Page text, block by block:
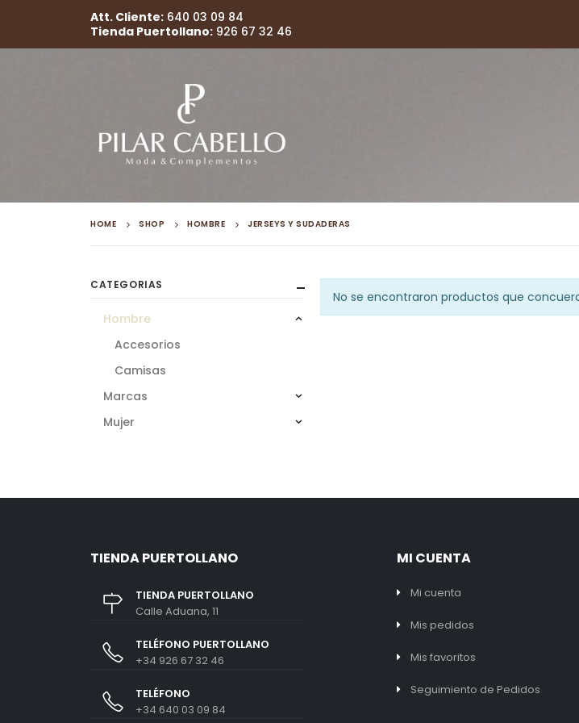
Att. Cliente: 640 03 09 84
Tienda Puertollano: 926 67 32 46
HOME SHOP HOMBRE JERSEYS Y SUDADERAS
No se encontraron productos que
CATEGORIAS
Hombre
Accesorios
Camisas
Marcas
Mujer
TIENDA PUERTOLLANO
TIENDA PUERTOLLANO
Calle Aduana, 11
TELÉFONO PUERTOLLANO
+34 926 67 32 46
TELÉFONO
+34 640 03 09 84
MI CUENTA
Mi cuenta
Mis pedidos
Mis favoritos
Seguimiento de Pedidos